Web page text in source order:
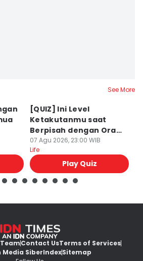
See More
[QUIZ] Ini Level
Ketakutanmu saat
Berpisah dengan Orang
Lain
07 Agu 2026, 23:00 WIB
Life
Play Quiz
Contact UsTerms of Services
Media SiberIndexSitemap